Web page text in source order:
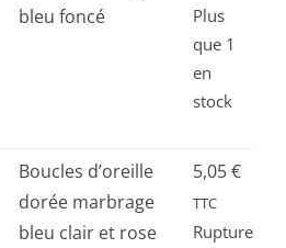
bleu foncé
Plus
que 1
en
stock
Boucles d’oreille
dorée marbrage
bleu clair et rose
5,05€
TTC
Rupture